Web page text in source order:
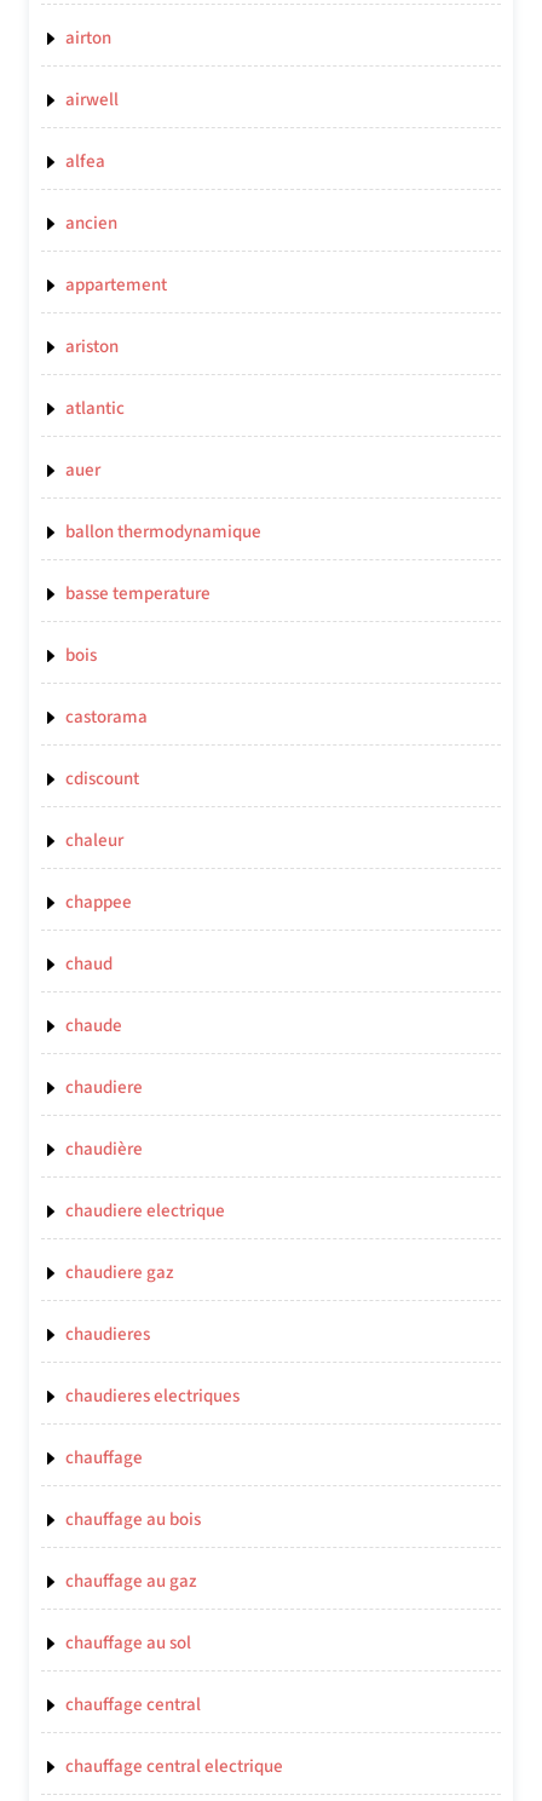
airton
airwell
alfea
ancien
appartement
ariston
atlantic
auer
ballon thermodynamique
basse temperature
bois
castorama
cdiscount
chaleur
chappee
chaud
chaude
chaudiere
chaudière
chaudiere electrique
chaudiere gaz
chaudieres
chaudieres electriques
chauffage
chauffage au bois
chauffage au gaz
chauffage au sol
chauffage central
chauffage central electrique